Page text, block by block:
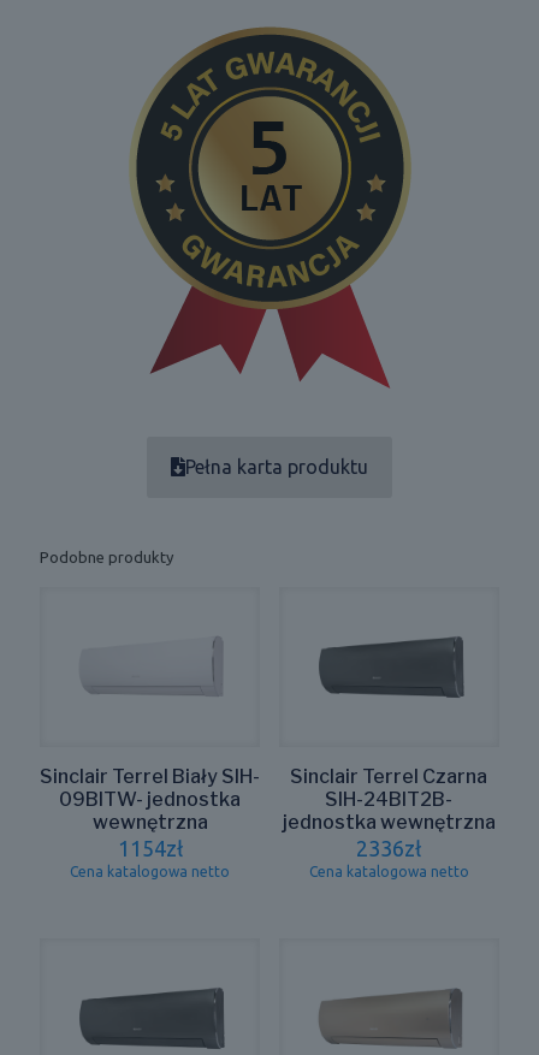
Pełna karta produktu
Podobne produkty
Sinclair Terrel Biały SIH-
09BITW- jednostka
wewnętrzna
1154zł
Cena katalogowa netto
Sinclair Terrel Czarna
SIH-24BIT2B-
jednostka wewnętrzna
2336zł
Cena katalogowa netto